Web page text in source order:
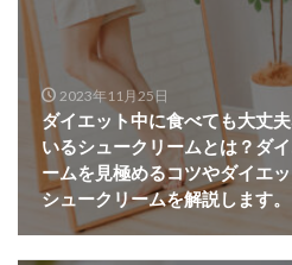
2023年11月25日
ダイエット中に食べても大丈
いるシュークリームとは？ダ
ームを見極めるコツやダイエ
シュークリームを解説します。